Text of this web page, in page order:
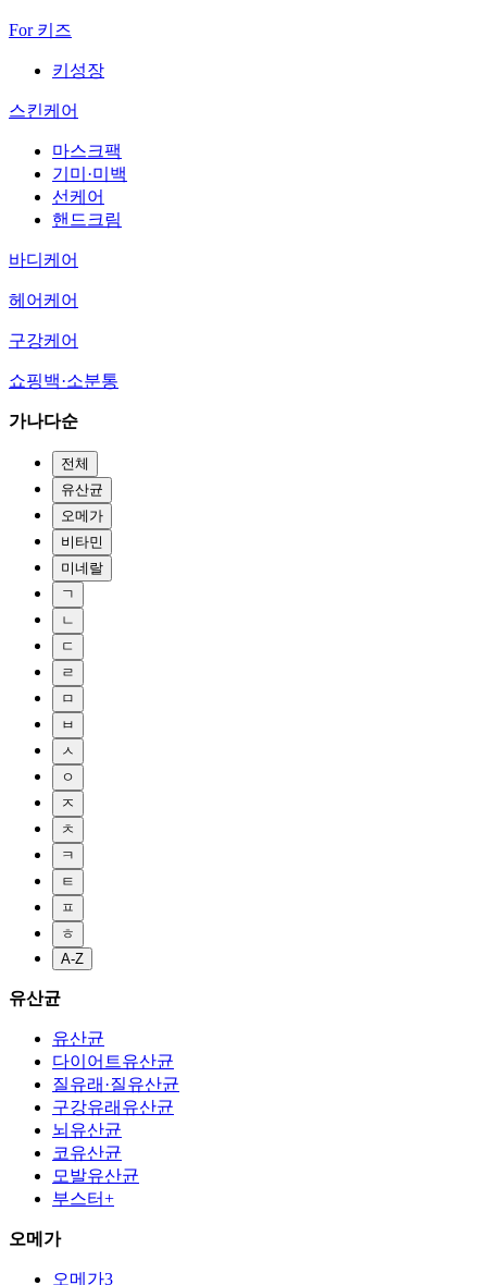
For 키즈
키성장
스킨케어
마스크팩
기미·미백
선케어
핸드크림
바디케어
헤어케어
구강케어
쇼핑백·소분통
가나다순
전체
유산균
오메가
비타민
미네랄
ㄱ
ㄴ
ㄷ
ㄹ
ㅁ
ㅂ
ㅅ
ㅇ
ㅈ
ㅊ
ㅋ
ㅌ
ㅍ
ㅎ
A-Z
유산균
유산균
다이어트유산균
질유래·질유산균
구강유래유산균
뇌유산균
코유산균
모발유산균
부스터+
오메가
오메가3